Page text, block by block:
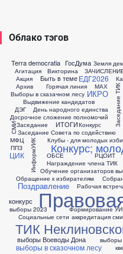
Облако тэгов
Terra democratia
Агитация
Акция
Архив
Быть в теме
Викторина
Выборы в сказачном лесу
Выдвижение кандидатов
Горячая линия
ГосДума
ДЭГ
День народного единства
Досрочное сложение полномочий
ЕДГ2026
Заседание
Заседание Совета по содействию
Заседание ТИК
Земля
ИКРО
ИТОГИ
ИнформУИК Клубы - для молодых
Конкурс
Конкурс;
МАХ
МФЦ
Награждение члена ТИК
ОБСЕ
Обращение к избирателям
Обучение организаторов
ППЗ
Поздравление
РЦОИТ
Рабочая
СМИ
Социальные сети
ТИК
Формирование
ЦИК
аккредитация сми
выборы 2023
выборы Воеводы Дона
выборы в сказочном лесу
выборы
конкурс